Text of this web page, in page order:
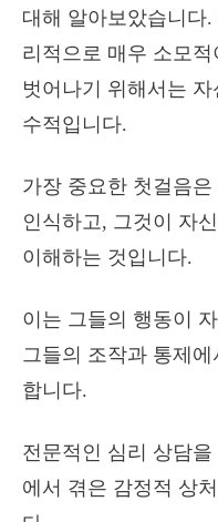
대해 알아보았습니다
리적으로 매우 소모
벗어나기 위해서는
수적입니다.
가장 중요한 첫걸음
인식하고, 그것이 자
이해하는 것입니다.
이는 그들의 행동이
그들의 조작과 통제
합니다.
전문적인 심리 상담을
에서 겪은 감정적 상